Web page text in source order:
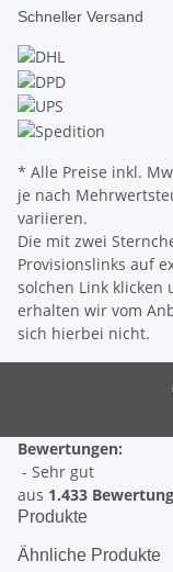
Schneller Versand
* Alle Preise inkl.
je nach
variieren.
Die mit zwei
Provisionslinks auf
solchen Link klicken
erhalten wir vom
sich hierbei nicht.
Bewertungen:
- Sehr gut
aus 1.433
Produkte
Ähnliche Produkte